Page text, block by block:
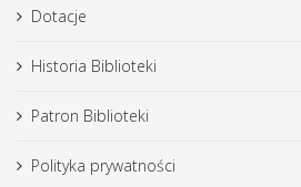
Dotacje
Historia Biblioteki
Patron Biblioteki
Polityka prywatności